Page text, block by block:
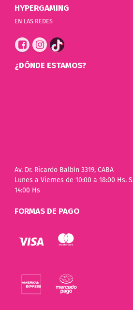
HYPERGAMING
EN LAS REDES
¿DÓNDE ESTAMOS?
Av. Dr. Ricardo Balbín 3319, CABA
Lunes a Viernes de 10:00 a 18:00 Hs.
14:00 Hs
FORMAS DE PAGO